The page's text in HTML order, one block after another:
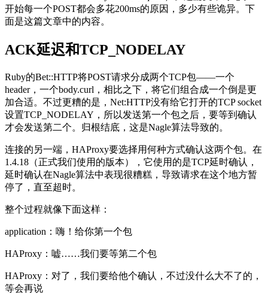
开始每一个POST都会多花200ms的原因，多少有些诡异。下
面是这篇文章中的内容。
ACK延迟和TCP_NODELAY
Ruby的Bet::HTTP将POST请求分成两个TCP包——一个
header，一个body.curl，相比之下，将它们组合成一个倒是更
加合适。不过更糟的是，Net:HTTP没有给它打开的TCP socket
设置TCP_NODELAY，所以发送第一个包之后，要等到确认
才会发送第二个。归根结底，这是Nagle算法导致的。
连接的另一端，HAProxy要选择用何种方式确认这两个包。在
1.4.18（正式我们使用的版本），它使用的是TCP延时确认，
延时确认在Nagle算法中表现很糟糕，导致请求在这个地方暂
停了，直至超时。
整个过程就像下面这样：
application：嗨！给你第一个包
HAProxy：嘘……我们要等第二个包
HAProxy：对了，我们要给他个确认，不过没什么大不了的，
等会再说